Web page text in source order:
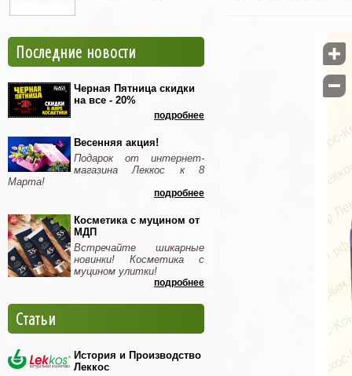
Последние новости
Черная Пятница скидки
на все - 20%
подробнее
Весенняя акция!
Подарок от интернет-
магазина Леккос к 8
Марта!
подробнее
Косметика с муцином от
МДП
Встречайте шикарные
новинки! Косметика с
муцином улитки!
подробнее
Статьи
История и Производство
Леккос

